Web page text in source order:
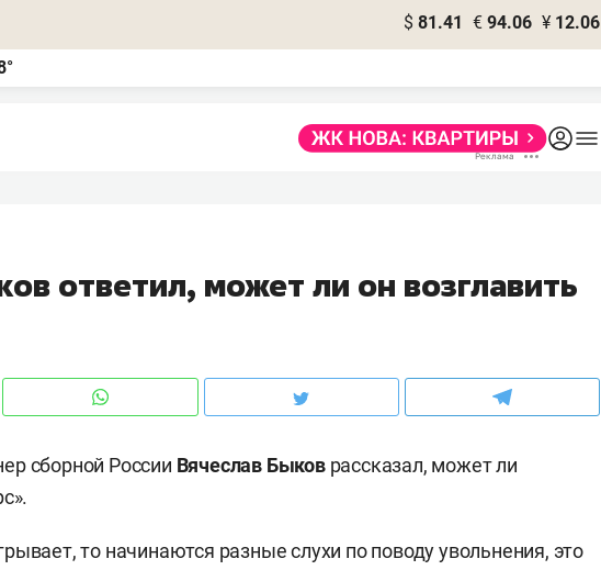
$ 81.41 € 94.06 ¥ 12.06
ответил, может ли он возглавить
сборной России Вячеслав Быковрассказал, может ли
то начинаются разные слухи по поводу увольнения, это